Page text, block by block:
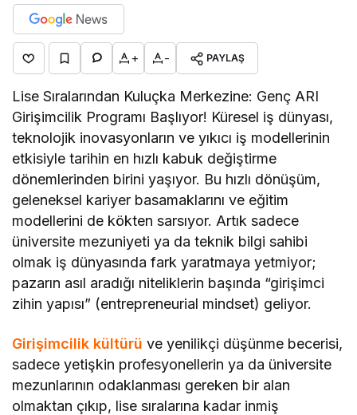
+ - PAYLAŞ
Lise Sıralarından Kuluçka Merkezine: Genç ARI
Girişimcilik Programı Başlıyor! Küresel iş dünyası,
teknolojik inovasyonların ve yıkıcı iş modellerinin
etkisiyle tarihin en hızlı kabuk değiştirme
dönemlerinden birini yaşıyor. Bu hızlı dönüşüm,
geleneksel kariyer basamaklarını ve eğitim
modellerini de kökten sarsıyor. Artık sadece
üniversite mezuniyeti ya da teknik bilgi sahibi
olmak iş dünyasında fark yaratmaya yetmiyor;
pazarın asıl aradığı niteliklerin başında “girişimci
zihin yapısı” (entrepreneurial mindset) geliyor.
Girişimcilik kültürü ve yenilikçi düşünme becerisi,
sadece yetişkin profesyonellerin ya da üniversite
mezunlarının odaklanması gereken bir alan
olmaktan çıkıp, lise sıralarına kadar inmiş